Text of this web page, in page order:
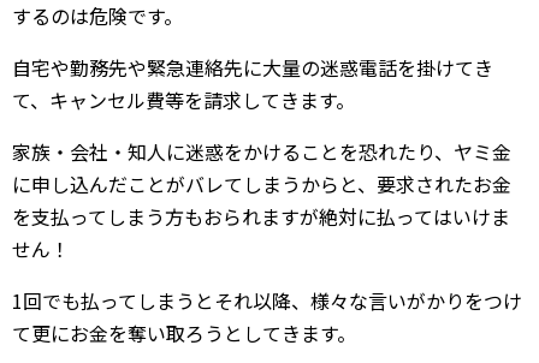
するのは危険です。
自宅や勤務先や緊急連絡先に大量の迷惑電話を掛けてき
て、キャンセル費等を請求してきます。
家族・会社・知人に迷惑をかけることを恐れたり、ヤミ金
に申し込んだことがバレてしまうからと、要求されたお金
を支払ってしまう方もおられますが絶対に払ってはいけま
せん！
1回でも払ってしまうとそれ以降、様々な言いがかりをつけ
て更にお金を奪い取ろうとしてきます。